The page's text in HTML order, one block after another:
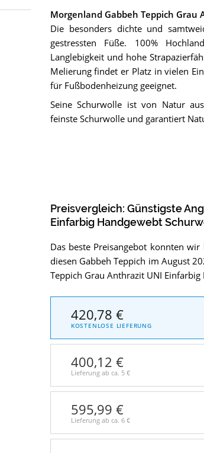
Morgenland Gabbeh Teppich Grau
Die besonders dichte und
gestressten Füße. 100%
Langlebigkeit und hohe
Melierung findet er Platz in vielen
für Fußbodenheizung geeignet.
Seine Schurwolle ist von Natur
feinste Schurwolle und garantiert
Preisvergleich: Günstigste
Einfarbig Handgewebt
Das beste Preisangebot konnten wir
diesen Gabbeh Teppich im August
Teppich Grau Anthrazit UNI
420,78 €
KOSTENLOSE LIEFERUNG
400,12 €
Lieferung ab ca. 5 €
595,99 €
Lieferung ab ca. 6 €